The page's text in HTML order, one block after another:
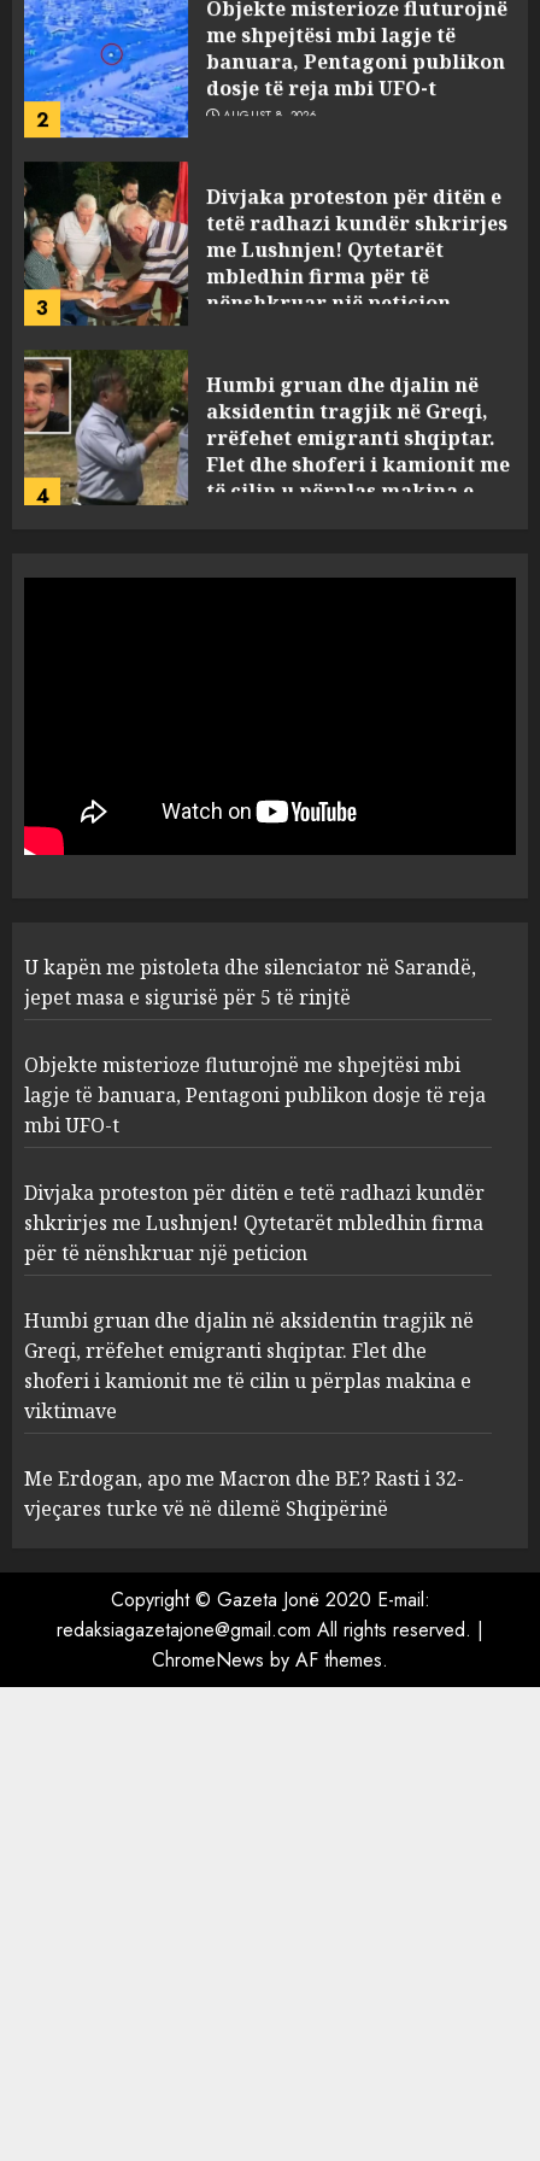
2
me shpejtësi mbi lagje të
banuara, Pentagoni publikon
dosje të reja mbi UFO-t
AUGUST 8, 2026
3
Divjaka proteston për ditën e
tetë radhazi kundër shkrirjes
me Lushnjen! Qytetarët
mbledhin firma për të
nënshkruar një peticion
4
Humbi gruan dhe djalin në
aksidentin tragjik në Greqi,
rrëfehet emigranti shqiptar.
Flet dhe shoferi i kamionit me
të cilin u përplas makina e
Me Erdogan, apo me Macron
1
masa e sigurisë për 5 të rinjtë
2
me shpejtësi mbi lagje të
banuara, Pentagoni publikon
dosje të reja mbi UFO-t
3
tetë radhazi kundër shkrirjes
me Lushnjen! Qytetarët
mbledhin firma për të
nënshkruar një peticion
AUGUST 8, 2026
4
Humbi gruan dhe djalin në
aksidentin tragjik në Greqi,
rrëfehet emigranti shqiptar.
Flet dhe shoferi i kamionit me
AUGUST 7, 2026
Me Erdogan, apo me Macron
turke vë në dilemë Shqipërinë
AUGUST 7, 2026
U kapën me pistoleta dhe silenciator në Sarandë,
jepet masa e sigurisë për 5 të rinjtë
Objekte misterioze fluturojnë me shpejtësi mbi
lagje të banuara, Pentagoni publikon dosje të reja
mbi UFO-t
Divjaka proteston për ditën e tetë radhazi kundër
shkrirjes me Lushnjen! Qytetarët mbledhin firma
për të nënshkruar një peticion
Humbi gruan dhe djalin në aksidentin tragjik në
Greqi, rrëfehet emigranti shqiptar. Flet dhe
shoferi i kamionit me të cilin u përplas makina e
viktimave
Me Erdogan, apo me Macron dhe BE? Rasti i 32-
vjeçares turke vë në dilemë Shqipërinë
Copyright © Gazeta Jonë 2020 E-mail:
redaksiagazetajone@gmail.com All rights reserved. |
ChromeNews by AF themes.